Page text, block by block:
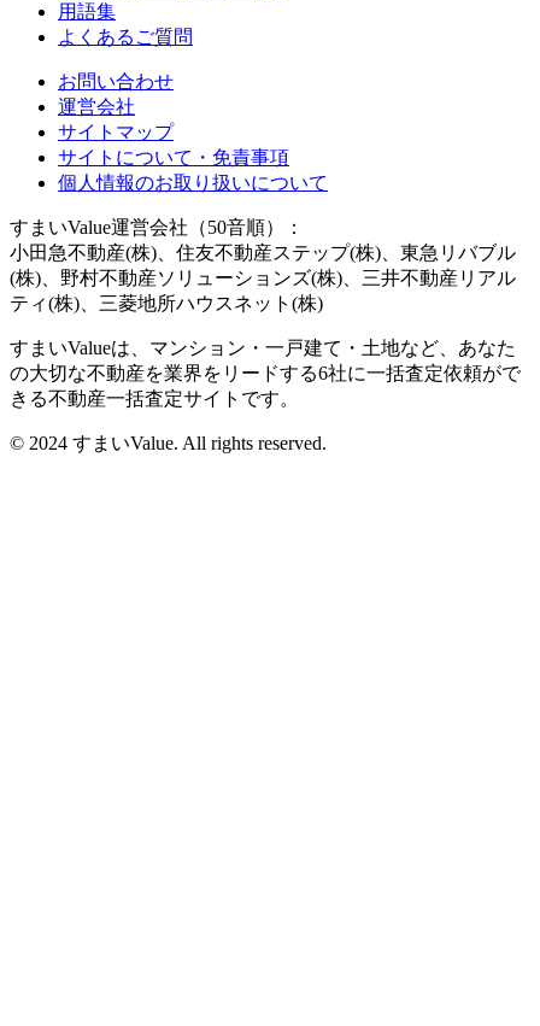
用語集
よくあるご質問
お問い合わせ
運営会社
サイトマップ
サイトについて・免責事項
個人情報のお取り扱いについて
すまいValue運営会社（50音順）：
小田急不動産(株)、住友不動産ステップ(株)、東急リバブル
(株)、野村不動産ソリューションズ(株)、三井不動産リアル
ティ(株)、三菱地所ハウスネット(株)
すまいValueは、マンション・一戸建て・土地など、あなた
の大切な不動産を業界をリードする6社に一括査定依頼がで
きる不動産一括査定サイトです。
© 2024 すまいValue. All rights reserved.